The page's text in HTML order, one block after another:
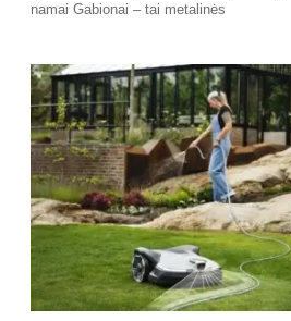
namai Gabionai – tai metalinės